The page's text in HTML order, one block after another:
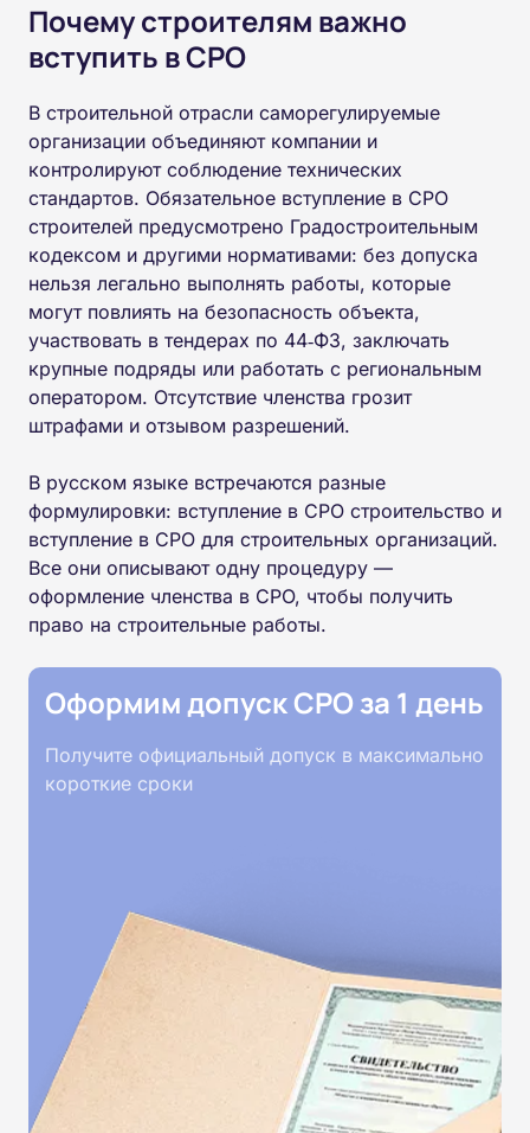
Почему строителям важно
вступить в СРО
В строительной отрасли саморегулируемые
организации объединяют компании и
контролируют соблюдение технических
стандартов. Обязательное вступление в СРО
строителей предусмотрено Градостроительным
кодексом и другими нормативами: без допуска
нельзя легально выполнять работы, которые
могут повлиять на безопасность объекта,
участвовать в тендерах по 44‑ФЗ, заключать
крупные подряды или работать с региональным
оператором. Отсутствие членства грозит
штрафами и отзывом разрешений.
В русском языке встречаются разные
формулировки: вступление в СРО строительство и
вступление в СРО для строительных организаций.
Все они описывают одну процедуру —
оформление членства в СРО, чтобы получить
право на строительные работы.
Оформим допуск СРО за 1 день
Получите официальный допуск в максимально
короткие сроки